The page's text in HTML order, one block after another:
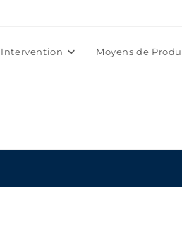
Moyens de